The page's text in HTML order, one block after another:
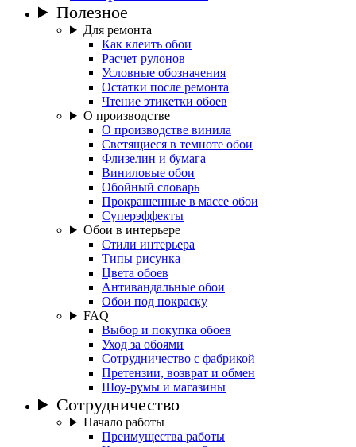
Полезное
Для ремонта
Как клеить обои
Расчет рулонов
Условные обозначения
Остатки после ремонта
Чтение этикетки обоев
О производстве
О производстве винила
Светящиеся в темноте обои
Флизелин и бумага
Виниловые обои
Обойный словарь
Прокрашенные в массе обои
Суперэффекты
Обои в интерьере
Стили интерьера
Типы рисунка
Цвета обоев
Антивандальные обои
Обои под покраску
FAQ
Выбор и покупка обоев
Уход за обоями
Сотрудничество с фабрикой
Претензии, возврат и обмен
Шоу-румы и магазины
Сотрудничество
Начало работы
Преимущества работы